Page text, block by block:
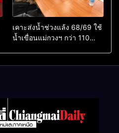
เคาะส่งน้ำช่วงแล้ง 68/69 ใช้
น้ำเขื่อนแม่กวงฯ กว่า 110